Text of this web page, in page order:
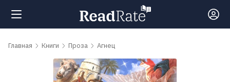
Поиск
Главная Книги Проза Агнец